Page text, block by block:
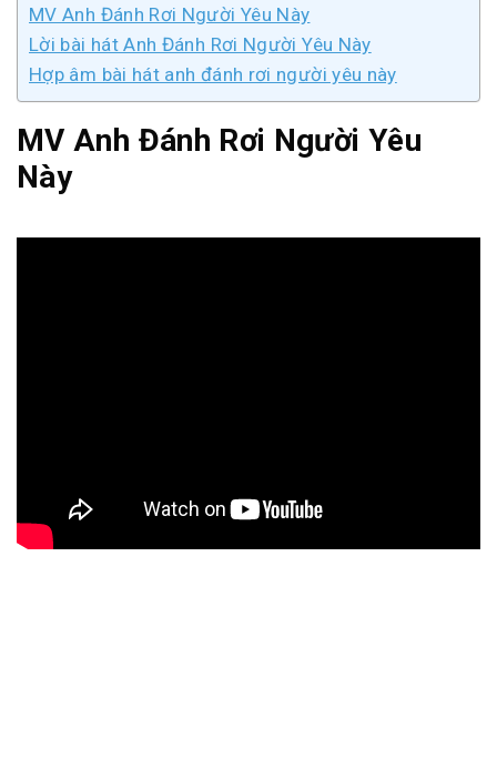
MV Anh Đánh Rơi Người Yêu Này
Lời bài hát Anh Đánh Rơi Người Yêu Này
Hợp âm bài hát anh đánh rơi người yêu này
MV Anh Đánh Rơi Người Yêu
Này